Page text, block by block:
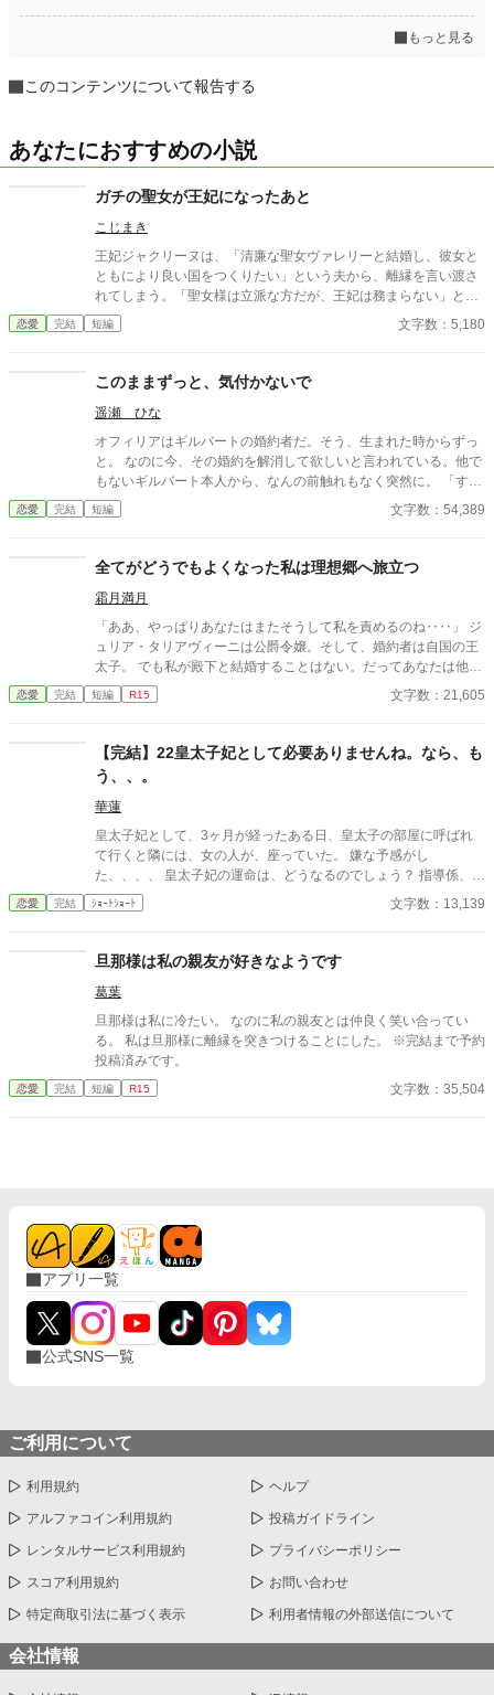
もっと見る
このコンテンツについて報告する
あなたにおすすめの小説
ガチの聖女が王妃になったあと
こじまき
王妃ジャクリーヌは、「清廉な聖女ヴァレリーと結婚し、彼女と
ともにより良い国をつくりたい」という夫から、離縁を言い渡さ
れてしまう。「聖女様は立派な方だが、王妃は務まらない」と二
人を諭すも否定され、廃妃となって隣国の公爵に嫁ぐことに。一
方ジャクリーヌの言葉を否定した国王は、次第に新しい王妃の言
けれども、王妃には向いていなかった。 ※小説家になろうにも投
稿しています。
恋愛 完結 短編 文字数：5,180
このままずっと、気付かないで
遥瀬 ひな
オフィリアはギルバートの婚約者だ。そう、生まれた時からずっ
と。 なのに今、その婚約を解消して欲しいと言われている。他で
もないギルバート本人から、なんの前触れもなく突然に。 「すま
ない、オフィリア。」 「畏まりました、王太子殿下。」 そう答え
るしかない、わたくし。それ以外の答えなど求められてはいない
恋愛 完結 短編 文字数：54,389
全てがどうでもよくなった私は理想郷へ旅立つ
霜月満月
「ああ、やっぱりあなたはまたそうして私を責めるのね‥‥」 ジ
ュリア・タリアヴィーニは公爵令嬢。そして、婚約者は自国の王
太子。 でも私が殿下と結婚することはない。だってあなたは他の
人を選んだのだもの。『前』と変わらず━━ これはとある能力を
持つ一族に産まれた令嬢と自身に掛けられた封印に縛られる王太
ジュリアの婚約披露の時のイメージです。
恋愛 完結 短編 R15 文字数：21,605
【完結】22皇太子妃として必要ありませんね。なら、も
う、、。
華蓮
皇太子妃として、3ヶ月が経ったある日、皇太子の部屋に呼ばれ
て行くと隣には、女の人が、座っていた。 嫌な予感がし
た、、、、 皇太子妃の運命は、どうなるのでしょう？ 指導係、教
育係編Part1
恋愛 完結 ｼｮｰﾄｼｮｰﾄ 文字数：13,139
旦那様は私の親友が好きなようです
葛葉
旦那様は私に冷たい。 なのに私の親友とは仲良く笑い合ってい
る。 私は旦那様に離縁を突きつけることにした。 ※完結まで予約
投稿済みです。
恋愛 完結 短編 R15 文字数：35,504
アプリ一覧
公式SNS一覧
ご利用について
利用規約 ヘルプ
アルファコイン利用規約 投稿ガイドライン
レンタルサービス利用規約 プライバシーポリシー
スコア利用規約 お問い合わせ
特定商取引法に基づく表示 利用者情報の外部送信について
会社情報